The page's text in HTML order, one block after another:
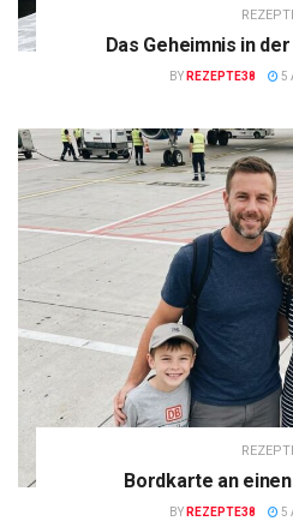
Das Geheimnis in
BY REZEPTE38 5
Bordkarte an
BY REZEPTE38 5